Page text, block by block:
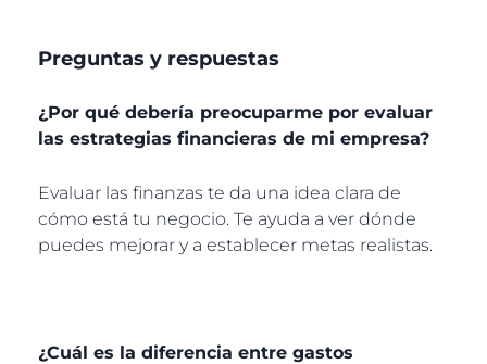
Preguntas y respuestas
¿Por qué debería preocuparme por evaluar
las estrategias financieras de mi empresa?
Evaluar las finanzas te da una idea clara de
cómo está tu negocio. Te ayuda a ver dónde
puedes mejorar y a establecer metas realistas.
¿Cuál es la diferencia entre gastos